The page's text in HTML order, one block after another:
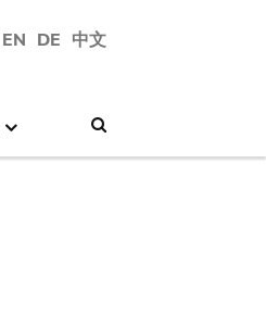
EN DE 中文